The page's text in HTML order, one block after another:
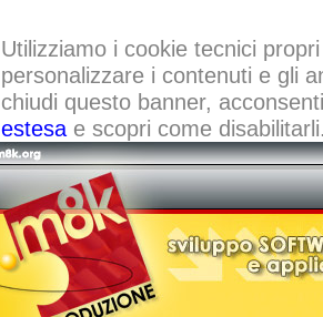
Utilizziamo i cookie tecnici
personalizzare i contenuti e gli
chiudi questo banner,
estesae scopri come